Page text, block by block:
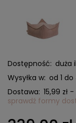
Dostępność: duża
Wysyłka w: od 1
Dostawa: 15,99 zł -
Cena nie
sprawdź formy